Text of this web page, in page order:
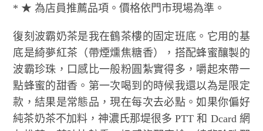
* ★ 為店員推薦品項。價格依門市現場為準。
復刻波霸奶茶是我在鶴茶樓的固定班底。它用的基
底是綺夢紅茶（帶煙燻焦糖香），搭配蜂蜜釀製的
波霸珍珠，口感比一般粉圓紮實得多，嚼起來帶一
點蜂蜜的甜香。第一次喝到的時候我還以為是限定
款，結果是常態品，現在每次去必點。如果你偏好
純茶奶茶不加料，神濃氏那堤很多 PTT 和 Dcard 網